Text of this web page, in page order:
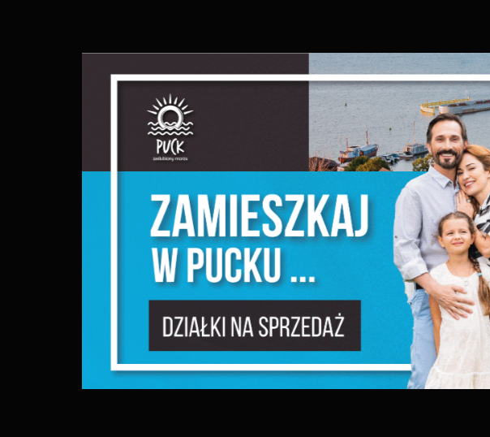
Szanujemy Twoją
cookies lub
momencie możesz
Niezbędne
Niezbędne pliki
funkcjonowania
komfortowe
Pliki cookies
działania w celu
preferencji
formularzy. Dzięki
Funkcjonalne i